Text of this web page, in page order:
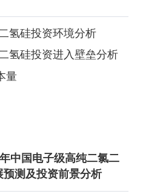
氢硅投资环境分析
氢硅投资进入壁垒分析
量
中国电子级高纯二氯二
预测及投资前景分析